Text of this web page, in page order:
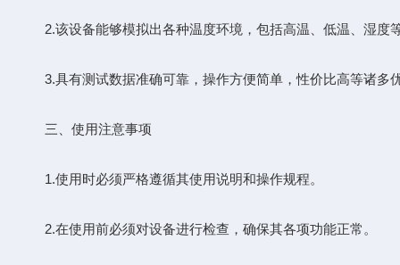
2.该设备能够模拟出各种温度环境，包括高温、低温、湿度
3.具有测试数据准确可靠，操作方便简单，性价比高等诸多
三、使用注意事项
1.使用时必须严格遵循其使用说明和操作规程。
2.在使用前必须对设备进行检查，确保其各项功能正常。